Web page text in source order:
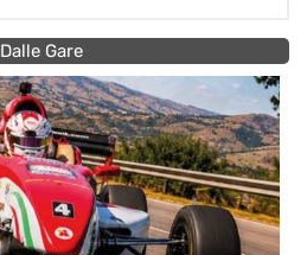
Dalle Gare